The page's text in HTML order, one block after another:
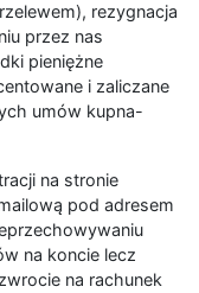
rezygnacja
przez nas
pieniężne
i zaliczane
umów kupna-
na stronie
pod adresem
na koncie lecz
na rachunek